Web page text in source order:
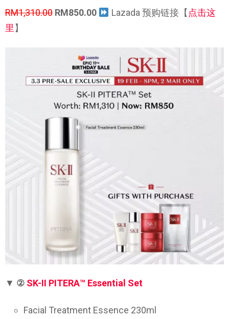
RM1,310.00 RM850.00 Lazada 预购链接【 点击这
里 】
▼ ② SK-II PITERA™ Essential Set
Facial Treatment Essence 230ml